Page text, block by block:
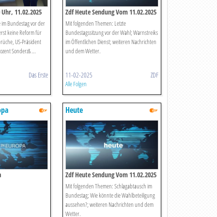
11.02.2025
Bundestag vor der
keine Reform für
US-Präsident
Sonderz& ...
Das Erste
Zdf Heute Sendung Vom 11.02.2025
Mit folgenden Themen: Letzte
Bundestagssitzung vor der Wahl; Warnstreiks
im Öffentlichen Dienst; weiteren Nachrichten
und dem Wetter.
11-02-2025 ZDF
Alle Folgen
Heute
Zdf Heute Sendung Vom 11.02.2025
Mit folgenden Themen: Schlagabtausch im
Bundestag; Wie könnte die Wahlbeteiligung
aussehen?; weiteren Nachrichten und dem
Wetter.